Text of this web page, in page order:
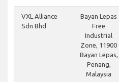
VXL Alliance
Sdn Bhd
Bayan Lepas
Free
Industrial
Zone, 11900
Bayan Lepas,
Penang,
Malaysia